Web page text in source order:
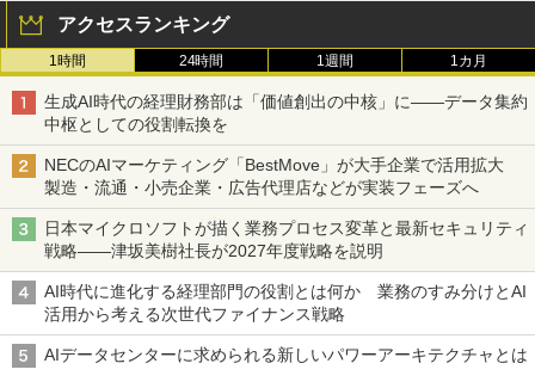
アクセスランキング
1時間 24時間 1週間 1カ月
生成AI時代の経理財務部は「価値創出の中核」に――データ集約
中枢としての役割転換を
NECのAIマーケティング「BestMove」が大手企業で活用拡大
製造・流通・小売企業・広告代理店などが実装フェーズへ
日本マイクロソフトが描く業務プロセス変革と最新セキュリティ
戦略――津坂美樹社長が2027年度戦略を説明
AI時代に進化する経理部門の役割とは何か 業務のすみ分けとAI
活用から考える次世代ファイナンス戦略
AIデータセンターに求められる新しいパワーアーキテクチャとは